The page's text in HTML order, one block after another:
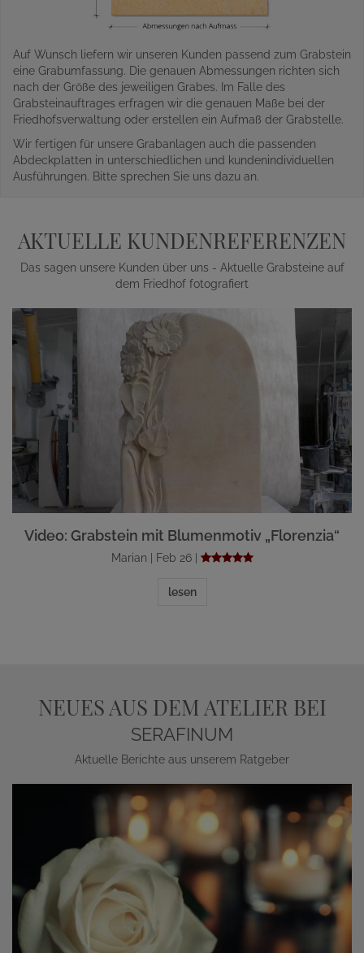
Auf Wunsch liefern wir unseren Kunden passend zum Grabstein
eine Grabumfassung. Die genauen Abmessungen richten sich
nach der Größe des jeweiligen Grabes. Im Falle des
Grabsteinauftrages erfragen wir die genauen Maße bei der
Friedhofsverwaltung oder erstellen ein Aufmaß der Grabstelle.
Wir fertigen für unsere Grabanlagen auch die passenden
Abdeckplatten in unterschiedlichen und kundenindividuellen
Ausführungen. Bitte sprechen Sie uns dazu an.
AKTUELLE KUNDENREFERENZEN
Das sagen unsere Kunden über uns - Aktuelle Grabsteine auf
dem Friedhof fotografiert
Video: Grabstein mit Blumenmotiv „Florenzia“
Marian | Feb 26 |
lesen
NEUES AUS DEM ATELIER BEI
SERAFINUM
Aktuelle Berichte aus unserem Ratgeber